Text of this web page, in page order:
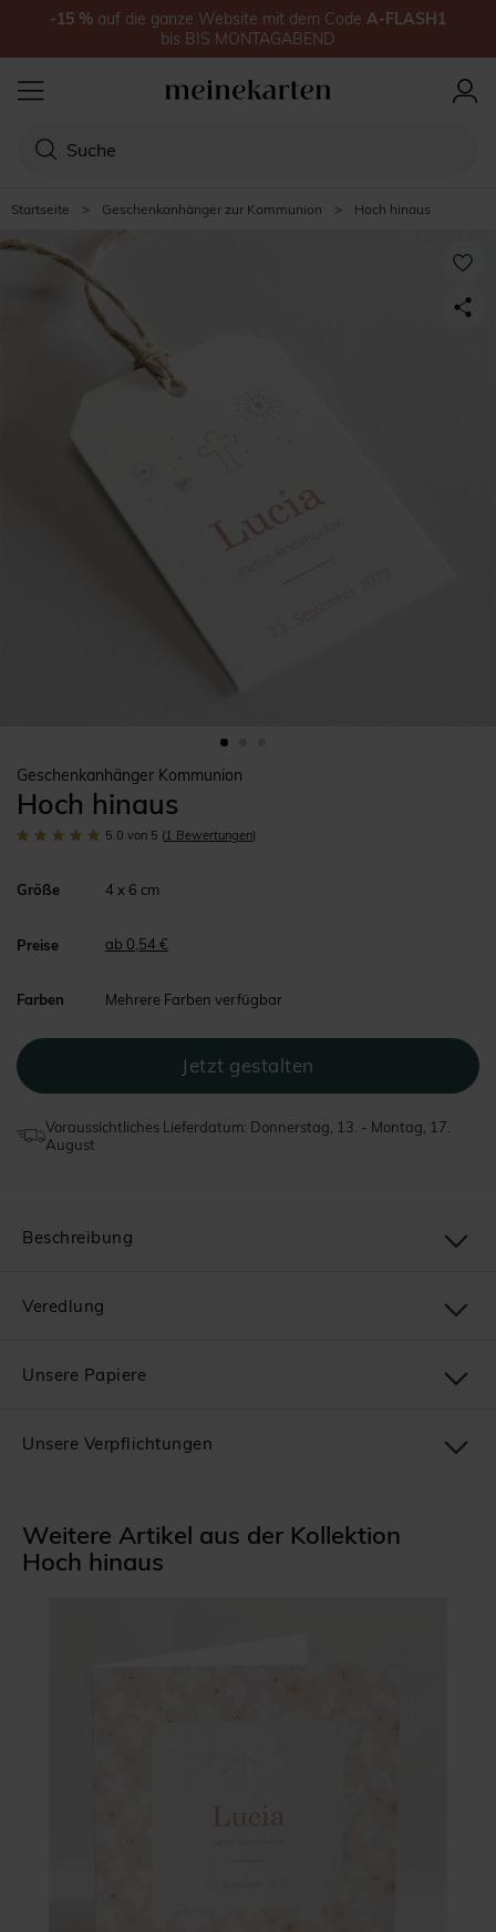
Startseite > Geschenkanhänger zur Kommunion > Hoch hinaus
Geschenkanhänger Kommunion
Hoch hinaus
5.0 von 5 (1 Bewertungen)
Größe 4 x 6 cm
Preise ab 0,54 €
Farben Mehrere Farben verfügbar
Voraussichtliches Lieferdatum: Donnerstag, 13. - Montag, 17.
August
Weitere Artikel aus der Kollektion
Hoch hinaus
Beschreibung
Veredlung
Unsere Papiere
Unsere Verpflichtungen
-15 % auf die ganze Website mit dem Code A-FLASH1
bis BIS MONTAGABEND